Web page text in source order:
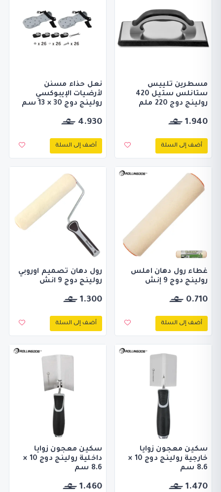
مسطرين تلييس
ستانلس ستيل 420
رولينج دوج 220 ملم
1.940
أضف إلى السلة
نعل حذاء مسنن
لأرضيات الإيبوكسي
رولينج دوج 30 × 13 سم
4.930
أضف إلى السلة
غطاء رول دهان املس
رولينج دوج 9 إنش
0.710
أضف إلى السلة
رول دهان تصميم اوروبي
رولينج دوج 9 انش
1.300
أضف إلى السلة
سكين معجون زوايا
خارجية رولينج دوج 10 ×
8.6 سم
1.470
سكين معجون زوايا
داخلية رولينج دوج 10 ×
8.6 سم
1.460